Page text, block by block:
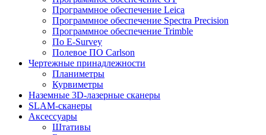
Программное обеспечение Leica
Программное обеспечение Spectra Precision
Программное обеспечение Trimble
По E-Survey
Полевое ПО Carlson
Чертежные принадлежности
Планиметры
Курвиметры
Наземные 3D-лазерные сканеры
SLAM-сканеры
Аксессуары
Штативы